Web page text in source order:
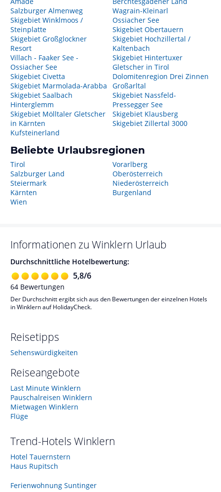
Salzburger Almenweg
Skigebiet Winklmoos /
Steinplatte
Skigebiet Großglockner
Resort
Villach - Faaker See -
Ossiacher See
Skigebiet Civetta
Skigebiet Marmolada-Arabba
Skigebiet Saalbach
Hinterglemm
Skigebiet Mölltaler Gletscher
in Kärnten
Kufsteinerland
Wagrain-Kleinarl
Ossiacher See
Skigebiet Obertauern
Skigebiet Hochzillertal /
Kaltenbach
Skigebiet Hintertuxer
Gletscher in Tirol
Dolomitenregion Drei Zinnen
Großarltal
Skigebiet Nassfeld-
Pressegger See
Skigebiet Klausberg
Skigebiet Zillertal 3000
Beliebte Urlaubsregionen
Tirol
Salzburger Land
Steiermark
Kärnten
Wien
Vorarlberg
Oberösterreich
Niederösterreich
Burgenland
Informationen zu Winklern Urlaub
Durchschnittliche Hotelbewertung:
5,8/6
64 Bewertungen
Der Durchschnitt ergibt sich aus den Bewertungen der einzelnen Hotels
in Winklern auf HolidayCheck.
Reisetipps
Sehenswürdigkeiten
Reiseangebote
Last Minute Winklern
Pauschalreisen Winklern
Mietwagen Winklern
Flüge
Trend-Hotels Winklern
Hotel Tauernstern
Haus Rupitsch
Ferienwohnung Suntinger